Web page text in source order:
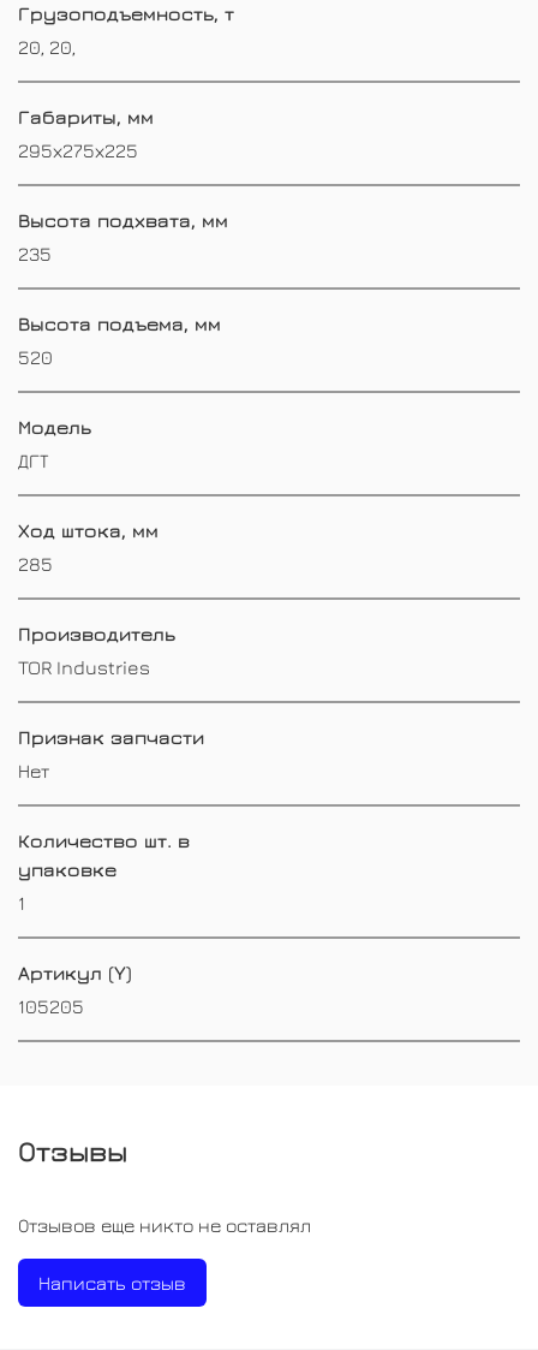
Грузоподъемность, т
20, 20,
Габариты, мм
295х275х225
Высота подхвата, мм
235
Высота подъема, мм
520
Модель
ДГТ
Ход штока, мм
285
Производитель
TOR Industries
Признак запчасти
Нет
Количество шт. в
упаковке
1
Артикул (Y)
105205
Отзывы
Отзывов еще никто не оставлял
Написать отзыв